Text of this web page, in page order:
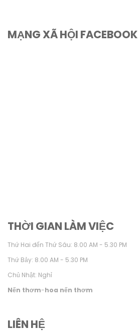
MẠNG XÃ HỘI FACEBOOK
THỜI GIAN LÀM VIỆC
Thứ Hai đến Thứ Sáu: 8.00 AM - 5.30 PM
Thứ Bảy: 8.00 AM - 5.30 PM
Chủ Nhật: Nghỉ
Nến thơm-hoa nến thơm
LIÊN HỆ